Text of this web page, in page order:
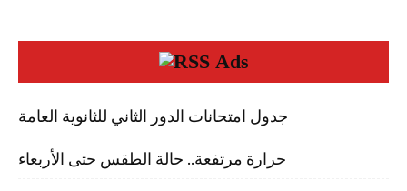
Ads
جدول امتحانات الدور الثاني للثانوية العامة
حرارة مرتفعة.. حالة الطقس حتى الأربعاء